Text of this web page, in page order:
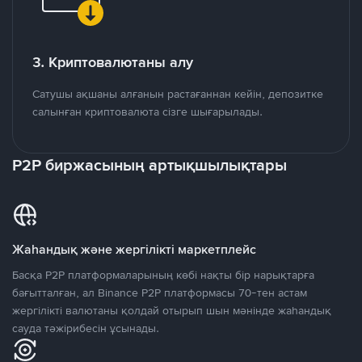
3. Криптовалютаны алу
Сатушы ақшаны алғанын растағаннан кейін, депозитке
салынған криптовалюта сізге шығарылады.
P2P биржасының артықшылықтары
Жаһандық және жергілікті маркетплейс
Басқа P2P платформаларының көбі нақты бір нарықтарға
бағытталған, ал Binance P2P платформасы 70-тен астам
жергілікті валютаны қолдай отырып шын мәнінде жаһандық
сауда тәжірибесін ұсынады.